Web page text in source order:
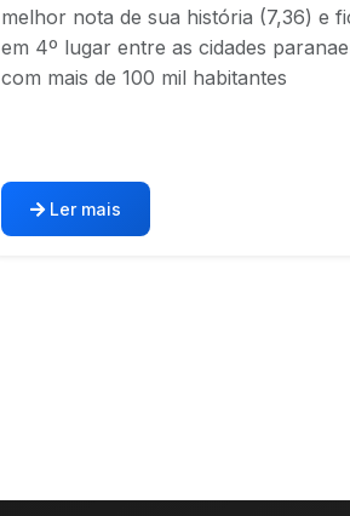
melhor nota de sua história (7,36) e
em 4º lugar entre as cidades
com mais de 100 mil habitantes
Ler mais